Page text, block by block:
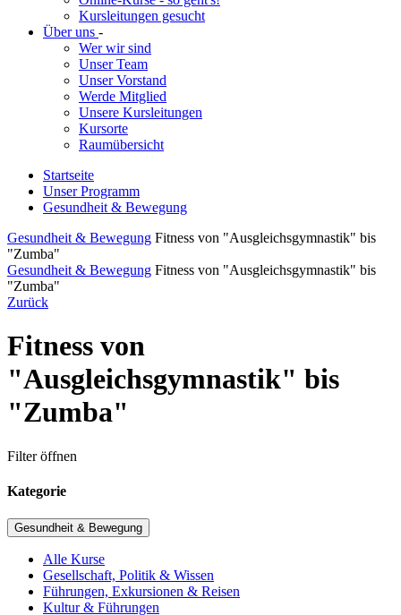
Kursleitungen gesucht
Über uns -
Wer wir sind
Unser Team
Unser Vorstand
Werde Mitglied
Unsere Kursleitungen
Kursorte
Raumübersicht
Startseite
Unser Programm
Gesundheit & Bewegung
Gesundheit & Bewegung Fitness von "Ausgleichsgymnastik" bis
"Zumba"
Gesundheit & Bewegung Fitness von "Ausgleichsgymnastik" bis
"Zumba"
Zurück
Fitness von
"Ausgleichsgymnastik" bis
"Zumba"
Filter öffnen
Kategorie
Gesundheit & Bewegung
Alle Kurse
Gesellschaft, Politik & Wissen
Führungen, Exkursionen & Reisen
Kultur & Führungen